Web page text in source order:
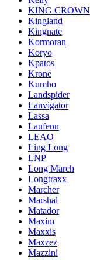
KING CROWN
Kingland
Kingnate
Kormoran
Koryo
Kpatos
Krone
Kumho
Landspider
Lanvigator
Lassa
Laufenn
LEAO
Ling Long
LNP
Long March
Longtraxx
Marcher
Marshal
Matador
Maxim
Maxxis
Maxzez
Mazzini